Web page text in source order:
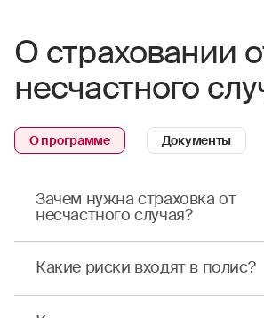
О страховании
несчастного
О программе Документы
Зачем нужна страховка от
несчастного случая?
случаев в Златоусте. Полис
минуту и позволит уберечь
Какие риски входят в полис?